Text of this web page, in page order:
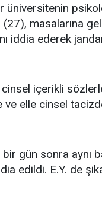
üniversitenin
masalarına
iddia ederek
cinsel içerikli
elle cinsel
gün sonra aynı
edildi. E.Y. de